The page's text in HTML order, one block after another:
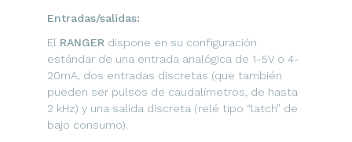
Entradas/salidas:
El RANGERdispone en su configuración
estándar de una entrada analógica de 1-5V o 4-
20mA, dos entradas discretas (que también
pueden ser pulsos de caudalímetros, de hasta
2 kHz) y una salida discreta (relé tipo “latch” de
bajo consumo).